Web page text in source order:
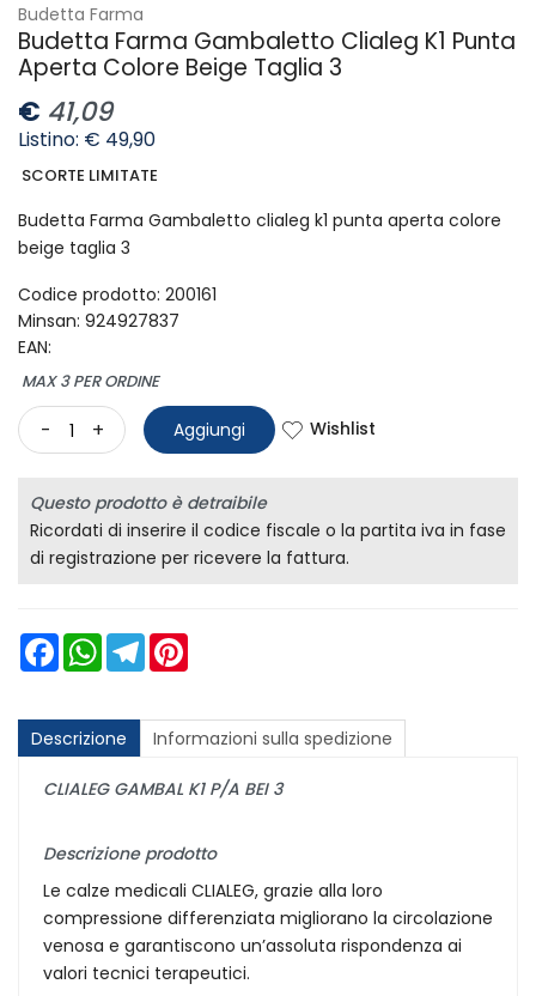
Budetta Farma
Budetta Farma Gambaletto Clialeg K1 Punta
Aperta Colore Beige Taglia 3
€ 41,09
Listino: € 49,90
SCORTE LIMITATE
Budetta Farma Gambaletto clialeg k1 punta aperta colore
beige taglia 3
Codice prodotto: 200161
Minsan: 924927837
EAN:
MAX 3 PER ORDINE
- + Aggiungi Wishlist
Questo prodotto è detraibile
Ricordati di inserire il codice fiscale o la partita iva in fase
di registrazione per ricevere la fattura.
FacebookWhatsAppTelegram
Descrizione Informazioni sulla spedizione
CLIALEG GAMBAL K1 P/A BEI 3
Descrizione prodotto
Le calze medicali CLIALEG, grazie alla loro
compressione differenziata migliorano la circolazione
venosa e garantiscono un’assoluta rispondenza ai
valori tecnici terapeutici.